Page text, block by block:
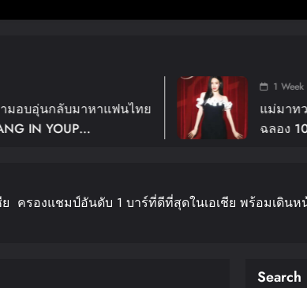
บมาหาแฟนไทย
1 Week Ago
แม่มาทวงคืนบัลลัง
ฉลอง 10 ปีเดบิวต์
ครองแชมป์อันดับ 1 บาร์ที่ดีที่สุดในเอเชีย พร้อมเดินห
Search